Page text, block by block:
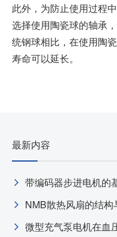
此外，为防止使用过程
选择使用陶瓷球的轴承
统钢球相比，在使用陶
寿命可以延长。
最新内容
带编码器步进电机的
NMB散热风扇的结构
微型充气泵电机在血